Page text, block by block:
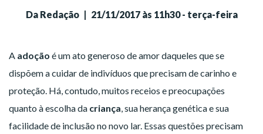
Da Redação | 21/11/2017 às 11h30 - terça-feira
A adoção é um ato generoso de amor daqueles que se
dispõem a cuidar de indivíduos que precisam de carinho e
proteção. Há, contudo, muitos receios e preocupações
quanto à escolha da criança, sua herança genética e sua
facilidade de inclusão no novo lar. Essas questões precisam